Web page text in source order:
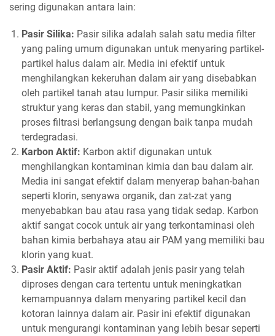
sering digunakan antara lain:
Pasir Silika: Pasir silika adalah salah satu media filter
yang paling umum digunakan untuk menyaring partikel-
partikel halus dalam air. Media ini efektif untuk
menghilangkan kekeruhan dalam air yang disebabkan
oleh partikel tanah atau lumpur. Pasir silika memiliki
struktur yang keras dan stabil, yang memungkinkan
proses filtrasi berlangsung dengan baik tanpa mudah
terdegradasi.
Karbon Aktif: Karbon aktif digunakan untuk
menghilangkan kontaminan kimia dan bau dalam air.
Media ini sangat efektif dalam menyerap bahan-bahan
seperti klorin, senyawa organik, dan zat-zat yang
menyebabkan bau atau rasa yang tidak sedap. Karbon
aktif sangat cocok untuk air yang terkontaminasi oleh
bahan kimia berbahaya atau air PAM yang memiliki bau
klorin yang kuat.
Pasir Aktif: Pasir aktif adalah jenis pasir yang telah
diproses dengan cara tertentu untuk meningkatkan
kemampuannya dalam menyaring partikel kecil dan
kotoran lainnya dalam air. Pasir ini efektif digunakan
untuk mengurangi kontaminan yang lebih besar seperti